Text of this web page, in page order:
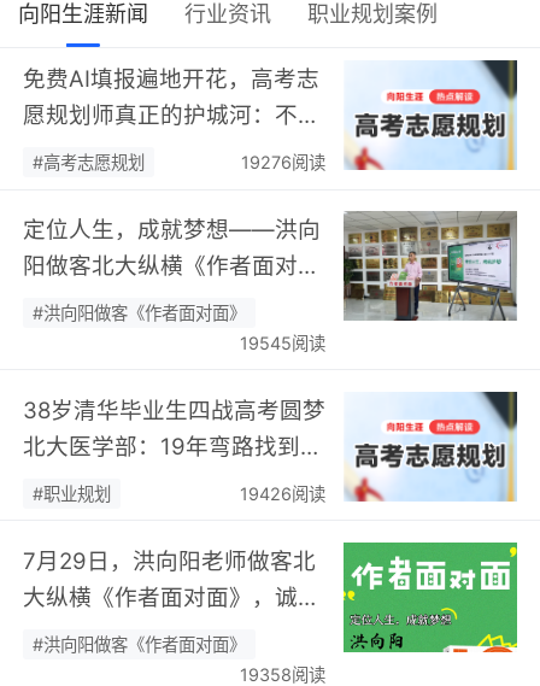
向阳生涯新闻 行业资讯 职业规划案例
免费AI填报遍地开花，高考志
愿规划师真正的护城河：不靠
数据，靠“人”…
#高考志愿规划 19276阅读
定位人生，成就梦想——洪向
阳做客北大纵横《作者面对
面》开展职业规划专题分享…
#洪向阳做客《作者面对面》
19545阅读
38岁清华毕业生四战高考圆梦
北大医学部：19年弯路找到终
身热爱，可幸又可惜！…
#职业规划 19426阅读
7月29日，洪向阳老师做客北
大纵横《作者面对面》，诚邀
您现场相聚！…
#洪向阳做客《作者面对面》
19358阅读